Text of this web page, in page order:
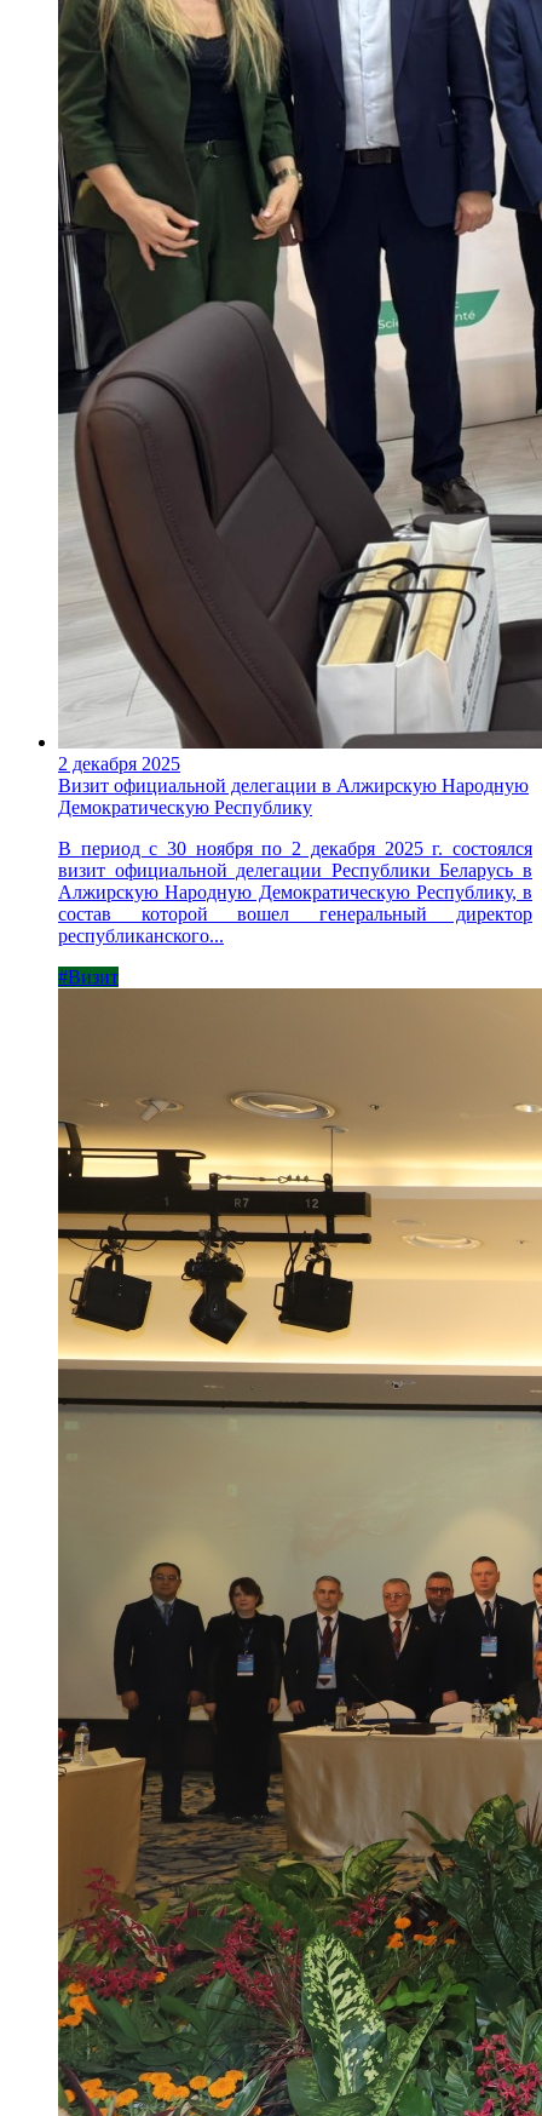
2 декабря 2025
Визит официальной делегации в Алжирскую Народную
Демократическую Республику
В период с 30 ноября по 2 декабря 2025 г. состоялся
визит официальной делегации Республики Беларусь в
Алжирскую Народную Демократическую Республику, в
состав которой вошел генеральный директор
республиканского...
#Визит